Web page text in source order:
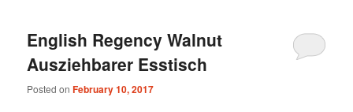
English Regency Walnut
Ausziehbarer Esstisch
Posted onFebruary 10, 2017